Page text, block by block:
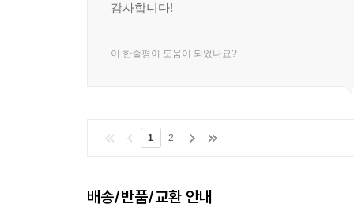
감사합니다!
이 한줄평이 도움이 되었나요?
1 2
배송/반품/교환 안내